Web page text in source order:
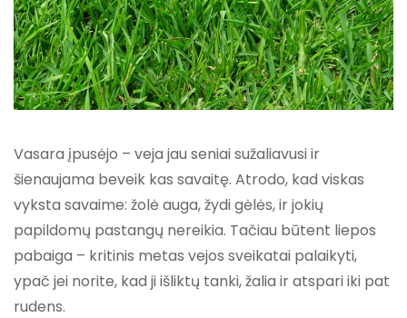
Vasara įpusėjo – veja jau seniai sužaliavusi ir
šienaujama beveik kas savaitę. Atrodo, kad viskas
vyksta savaime: žolė auga, žydi gėlės, ir jokių
papildomų pastangų nereikia. Tačiau būtent liepos
pabaiga – kritinis metas vejos sveikatai palaikyti,
ypač jei norite, kad ji išliktų tanki, žalia ir atspari iki pat
rudens.